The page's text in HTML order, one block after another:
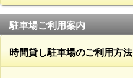
駐車場ご利用案内
時間貸し駐車場のご利用方法